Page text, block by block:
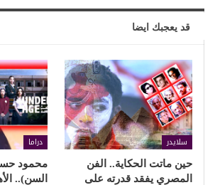
قد يعجبك ايضا
سلايدر
حين ماتت الحكاية.. الفن
المصري يفقد قدرته على
دراما
محمود
السن)..